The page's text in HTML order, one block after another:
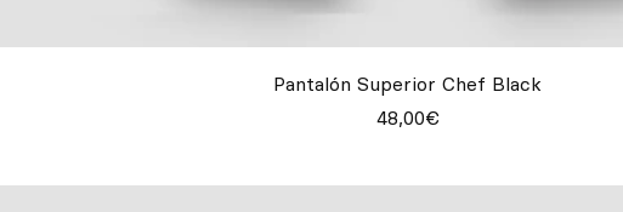
Pantalón Superior Chef Black
48,00€